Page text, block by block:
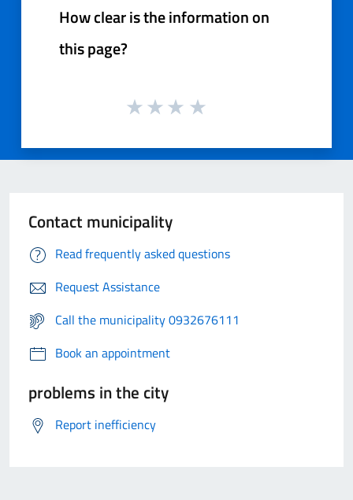
How clear is the information on
this page?
Contact municipality
Read frequently asked questions
Request Assistance
Call the municipality 0932676111
Book an appointment
problems in the city
Report inefficiency